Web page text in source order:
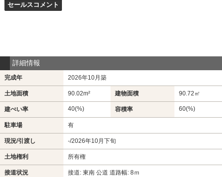
セールスコメント
詳細情報
完成年 2026年10月築
土地面積 90.02m² 建物面積 90.72㎡
建ぺい率 40(%) 容積率 60(%)
駐車場 有
現況/引渡し -/2026年10月下旬
土地権利 所有権
接道状況 接道: 東南 公道 道路幅: 8ｍ